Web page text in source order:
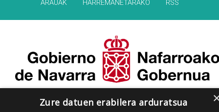
ARAUAK HARREMANETARAKO RSS
Zure datuen erabilera arduratsua